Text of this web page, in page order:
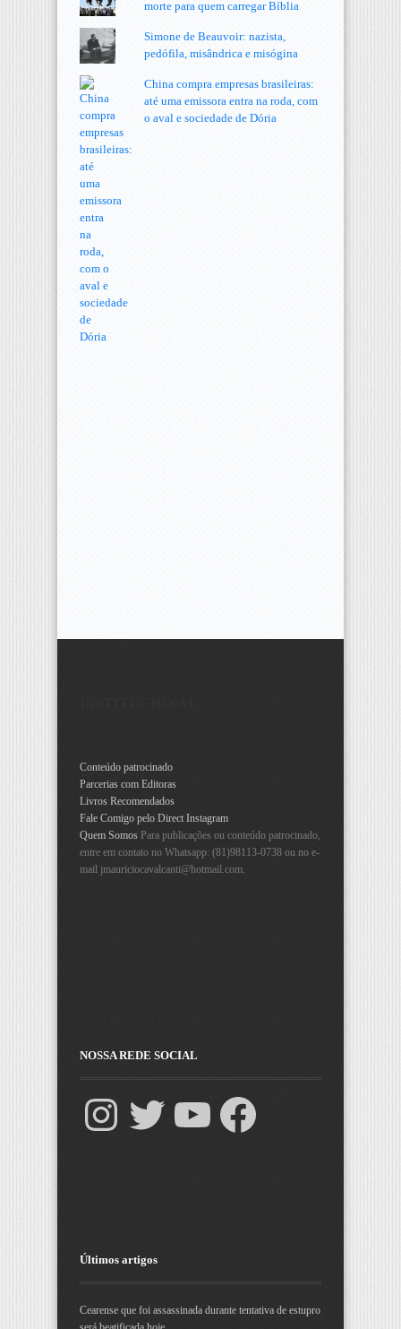
morte para quem carregar Bíblia
Simone de Beauvoir: nazista,
pedófila, misândrica e misógina
China compra empresas brasileiras:
até uma emissora entra na roda, com
o aval e sociedade de Dória
Conteúdo patrocinado
Parcerias com Editoras
Livros Recomendados
Fale Comigo pelo Direct Instagram
Quem Somos Para publicações ou conteúdo patrocinado,
entre em contato no Whatsapp: (81)98113-0738 ou no e-
mail jmauriciocavalcanti@hotmail.com.
NOSSA REDE SOCIAL
Últimos artigos
Cearense que foi assassinada durante tentativa de estupro